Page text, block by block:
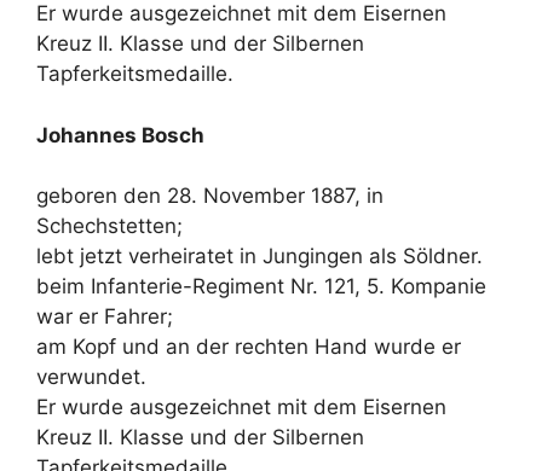
Er wurde ausgezeichnet mit dem Eisernen
Kreuz II. Klasse und der Silbernen
Tapferkeitsmedaille.
Johannes Bosch
geboren den 28. November 1887, in
Schechstetten;
lebt jetzt verheiratet in Jungingen als Söldner.
beim Infanterie-Regiment Nr. 121, 5. Kompanie
war er Fahrer;
am Kopf und an der rechten Hand wurde er
verwundet.
Er wurde ausgezeichnet mit dem Eisernen
Kreuz II. Klasse und der Silbernen